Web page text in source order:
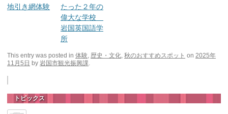
地引き網体験
たった２年の
偉大な学校
岩国英国語学
所
This entry was posted in 体験, 歴史・文化, 秋のおすすめスポット on 2025年
11月5日 by 岩国市観光振興課.
トピックス